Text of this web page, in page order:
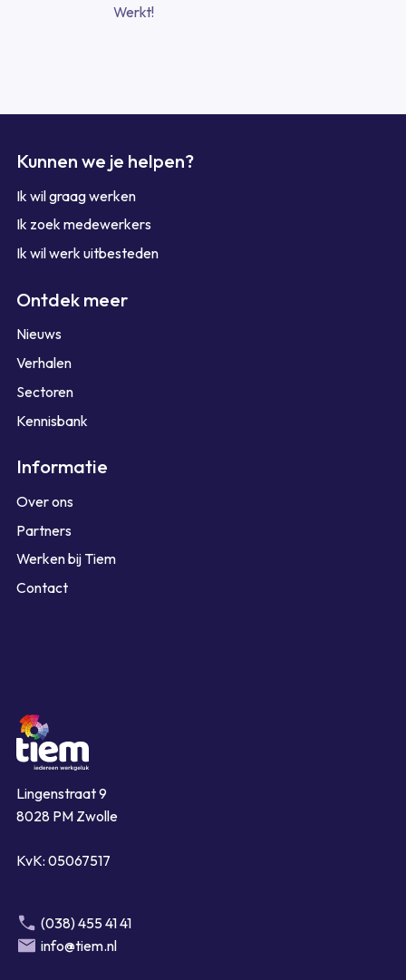
Werkt!
Kunnen we je helpen?
Ik wil graag werken
Ik zoek medewerkers
Ik wil werk uitbesteden
Ontdek meer
Nieuws
Verhalen
Sectoren
Kennisbank
Informatie
Over ons
Partners
Werken bij Tiem
Contact
Lingenstraat 9
8028 PM Zwolle
KvK: 05067517
(038) 455 41 41
info@tiem.nl